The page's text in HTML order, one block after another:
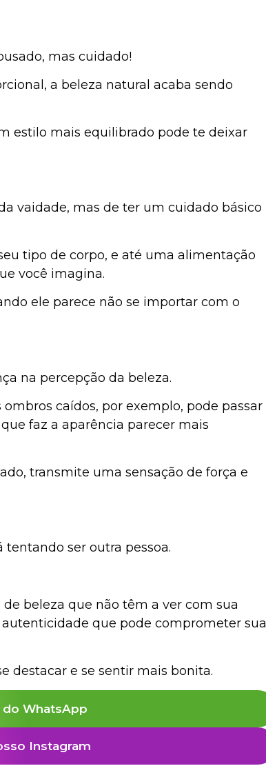
mas cuidado!
a beleza natural acaba sendo
estilo mais equilibrado pode te deixar
vaidade, mas de ter um cuidado básico
tipo de corpo, e até uma alimentação
você imagina.
ele parece não se importar com o
na percepção da beleza.
caídos, por exemplo, pode passar
faz a aparência parecer mais
transmite uma sensação de força e
ser outra pessoa.
beleza que não têm a ver com sua
que pode comprometer sua
destacar e se sentir mais bonita.
do WhatsApp
Instagram